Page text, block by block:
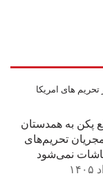
نیز،
و
قبال
یک
پکن به همدستان
تحریم‌های
نمی‌شود